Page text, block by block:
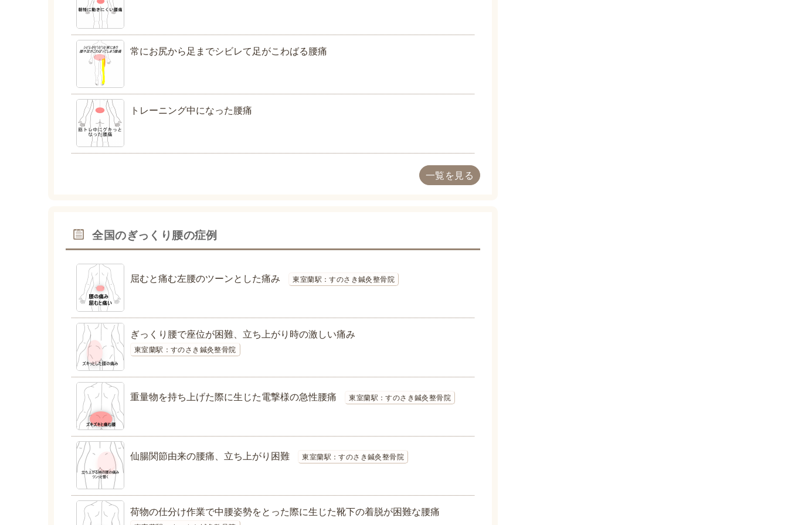
常にお尻から足までシビレて足がこわばる腰痛
トレーニング中になった腰痛
一覧を見る
全国のぎっくり腰の症例
屈むと痛む左腰のツーンとした痛み 東室蘭駅：すのさき鍼灸整骨院
ぎっくり腰で座位が困難、立ち上がり時の激しい痛み
東室蘭駅：すのさき鍼灸整骨院
重量物を持ち上げた際に生じた電撃様の急性腰痛 東室蘭駅：すのさき鍼灸整骨院
仙腸関節由来の腰痛、立ち上がり困難 東室蘭駅：すのさき鍼灸整骨院
荷物の仕分け作業で中腰姿勢をとった際に生じた靴下の着脱が困難な腰痛